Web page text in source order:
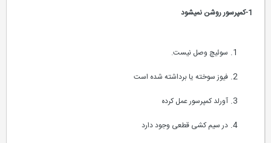
سوئیچ وصل نیست.
فیوز سوخته یا برداشته شده است
آورلد کمپرسور عمل کرده
در سیم کشی قطعی وجود دارد